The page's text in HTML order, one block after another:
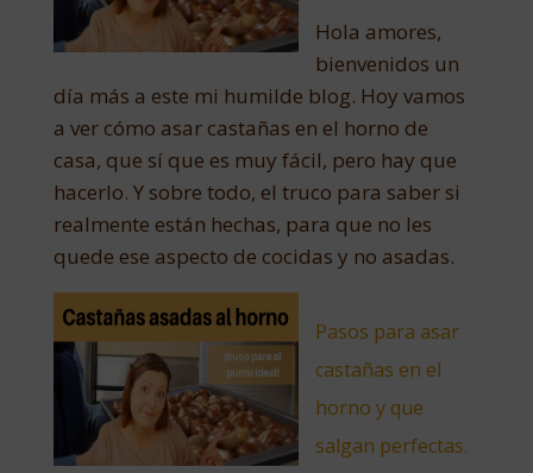
Hola amores,
bienvenidos un
día más a este mi humilde blog. Hoy vamos
a ver cómo asar castañas en el horno de
casa, que sí que es muy fácil, pero hay que
hacerlo. Y sobre todo, el truco para saber si
realmente están hechas, para que no les
quede ese aspecto de cocidas y no asadas.
Pasos para asar
castañas en el
horno y que
salgan perfectas.